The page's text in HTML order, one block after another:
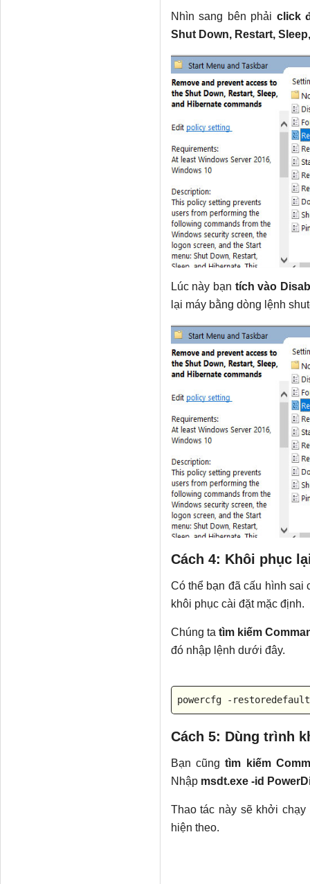
Nhìn sang bên phải click
Shut Down, Restart,
Lúc này bạn tích vào
lại máy bằng dòng lệnh
Cách 4: Khôi phục
Có thể bạn đã cấu hình sai
khôi phục cài đặt mặc định.
Chúng ta tìm kiếm
đó nhập lệnh dưới đây.
powercfg -
Cách 5: Dùng trình
Bạn cũng tìm kiếm
Nhập msdt.exe -id
Thao tác này sẽ khởi
hiện theo.